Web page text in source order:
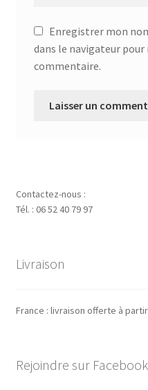
Enregistrer mon
dans le navigateur
commentaire.
Contactez-nous :
Tél. : 06 52 40 79 97
Livraison
France : livraison offerte à partir
Rejoindre sur Facebook